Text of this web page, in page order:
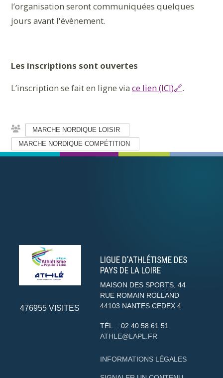
l’organisation seront communiquées quelques
jours avant l'évènement.
Les inscriptions sont ouvertes
L’inscription se fait en ligne via ce lien (ICI)🔗.
MARCHE NORDIQUE LOISIR
MARCHE NORDIQUE COMPÉTITION
476955 VISITES
LIGUE D'ATHLÉTISME DES
PAYS DE LA LOIRE
MAISON DES SPORTS, 44
RUE ROMAIN ROLLAND
44103 NANTES CEDEX 4
TÉL. : 02 40 58 61 51
ATHLE@LAPL.FR
INFORMATIONS LÉGALES